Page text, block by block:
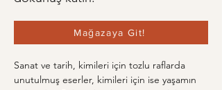
Mağazaya Git!
Sanat ve tarih, kimileri için tozlu raflarda
unutulmuş eserler, kimileri için ise yaşamın